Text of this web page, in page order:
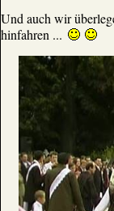
Und auch wir
hinfahren ...